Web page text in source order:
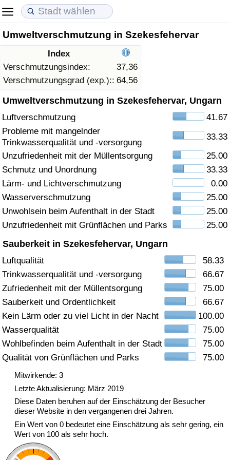
Umweltverschmutzung in Szekesfehervar
Index
Verschmutzungsindex:
37,36
Verschmutzungsgrad (exp.):: 64,56
Umweltverschmutzung in Szekesfehervar, Ungarn
Luftverschmutzung
41.67
Probleme mit mangelnder
Trinkwasserqualität und -versorgung
33.33
Unzufriedenheit mit der Müllentsorgung
25.00
Schmutz und Unordnung
33.33
Lärm- und Lichtverschmutzung
0.00
Wasserverschmutzung
25.00
Unwohlsein beim Aufenthalt in der Stadt
25.00
Unzufriedenheit mit Grünflächen und Parks
25.00
Sauberkeit in Szekesfehervar, Ungarn
Luftqualität
58.33
Trinkwasserqualität und -versorgung
66.67
Zufriedenheit mit der Müllentsorgung
75.00
Sauberkeit und Ordentlichkeit
66.67
Kein Lärm oder zu viel Licht in der Nacht
100.00
Wasserqualität
75.00
Wohlbefinden beim Aufenthalt in der Stadt
75.00
Qualität von Grünflächen und Parks
75.00
Mitwirkende: 3
Letzte Aktualisierung: März 2019
Diese Daten beruhen auf der Einschätzung der Besucher
dieser Website in den vergangenen drei Jahren.
Ein Wert von 0 bedeutet eine Einschätzung als sehr gering, ein
Wert von 100 als sehr hoch.
Lebenshaltungskosten
Lebenshaltungskosten-Index (aktuell)
Lebenshaltungskosten-Index
Lebenshaltungskosten-Index nach Land
in Akaba
Immobilienpreise
Immobilienpreis-Index (aktuell)
Immobilienpreis-Index
Immobilienpreis-Index nach Land
Lebensqualität
Lebensqualität-Index
Lebensqualität-Index (aktuell)
Lebensqualitätsindex nach Land
Kriminalität
Kriminalitäts-Index (aktuell)
Kriminalitäts-Index
Kriminalitätsindex nach Land
Gesundheitsversorgung
Gesundheitsversorgungs-Index (aktuell)
Gesundheitsversorgungs-Index
Gesundheitsversorgungs-Index nach Land
Umweltverschmutzung
Umweltverschmutzungs-Index (aktuell)
Verschmutzungsindex
Umweltverschmutzungs-Index nach Land
Verkehr